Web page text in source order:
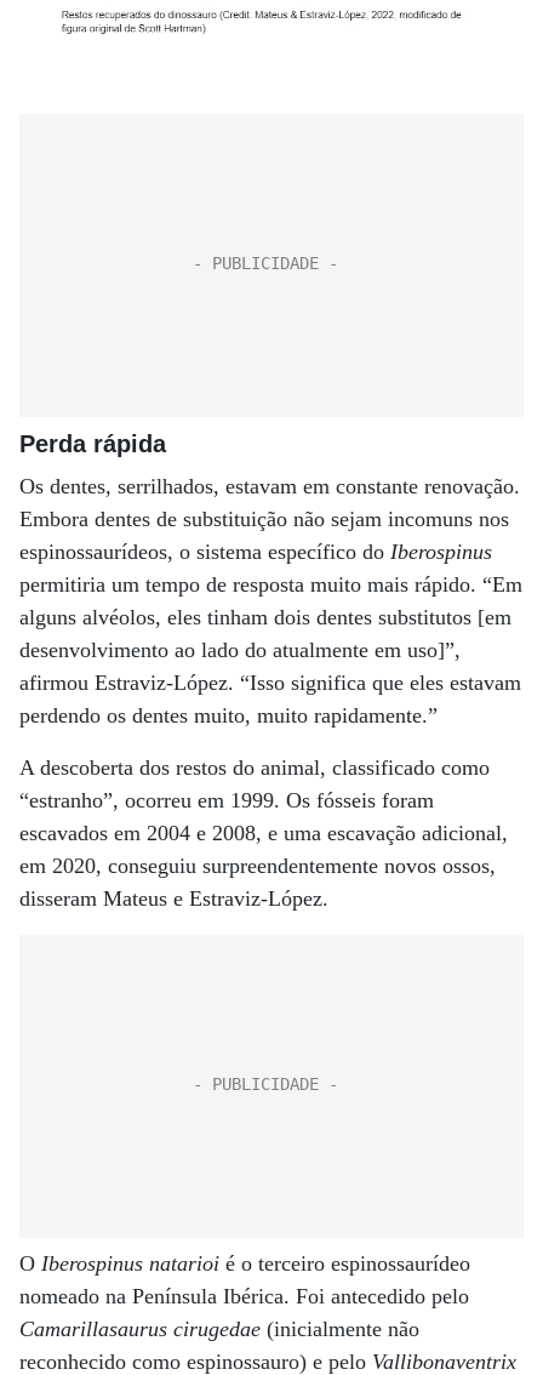
Perda rápida
Os dentes, serrilhados, estavam em constante renovação.
Embora dentes de substituição não sejam incomuns nos
espinossaurídeos, o sistema específico do Iberospinus
permitiria um tempo de resposta muito mais rápido. “Em
alguns alvéolos, eles tinham dois dentes substitutos [em
desenvolvimento ao lado do atualmente em uso]”,
afirmou Estraviz-López. “Isso significa que eles estavam
perdendo os dentes muito, muito rapidamente.”
A descoberta dos restos do animal, classificado como
“estranho”, ocorreu em 1999. Os fósseis foram
escavados em 2004 e 2008, e uma escavação adicional,
em 2020, conseguiu surpreendentemente novos ossos,
disseram Mateus e Estraviz-López.
O Iberospinus natarioi é o terceiro espinossaurídeo
nomeado na Península Ibérica. Foi antecedido pelo
Camarillasaurus cirugedae (inicialmente não
reconhecido como espinossauro) e pelo Vallibonaventrix